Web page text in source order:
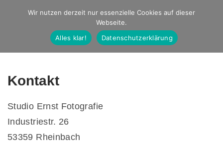
Studio Ernst
Fotografie
Kontakt
Studio Ernst Fotografie
Industriestr. 26
53359 Rheinbach
Wir nutzen derzeit nur essenzielle Cookies auf dieser
Webseite.
Alles klar!
Datenschutzerklärung